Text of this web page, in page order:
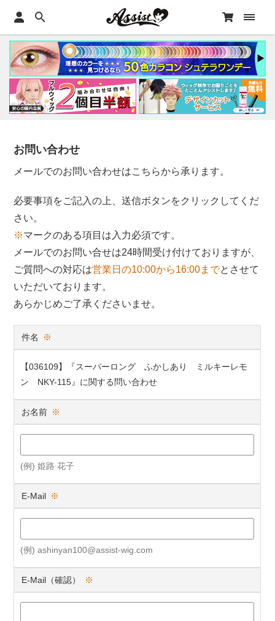
お問い合わせ
メールでのお問い合わせはこちらから承ります。
必要事項をご記入の上、送信ボタンをクリックしてくだ
さい。
※マークのある項目は入力必須です。
メールでのお問い合せは24時間受け付けておりますが、
ご質問への対応は営業日の10:00から16:00までとさせて
いただいております。
あらかじめご了承くださいませ。
件名 ※
【036109】『スーパーロング ふかしあり ミルキーレモ
ン NKY-115』に関する問い合わせ
お名前 ※
(例) 姫路 花子
E-Mail ※
(例) ashinyan100@assist-wig.com
E-Mail（確認） ※